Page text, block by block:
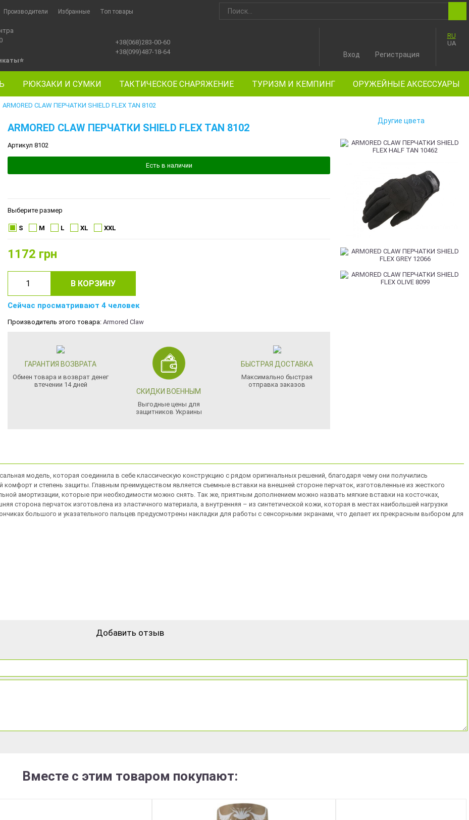
Производители Избранные Топ товары
⭐
+38(068)283-00-60
+38(099)487-18-64
RU
UA
Вход Регистрация
РЮКЗАКИ И СУМКИ ТАКТИЧЕСКОЕ СНАРЯЖЕНИЕ ТУРИЗМ И КЕМПИНГ ОРУЖЕЙНЫЕ АКСЕССУАРЫ
ARMORED CLAW ПЕРЧАТКИ SHIELD FLEX TAN 8102
ARMORED CLAW ПЕРЧАТКИ SHIELD FLEX TAN 8102
Артикул 8102
Есть в наличии
Выберите размер
S M L XL XXL
1172 грн
В КОРЗИНУ
Сейчас просматривают 4 человек
Производитель этого товара: Armored Claw
ГАРАНТИЯ ВОЗВРАТА
Обмен товара и возврат денег
втечении 14 дней
СКИДКИ ВОЕННЫМ
Выгодные цены для
защитников Украины
БЫСТРАЯ ДОСТАВКА
Максимально быстрая
отправка заказов
Другие цвета
модель, которая соединила в себе классическую конструкцию с рядом оригинальных решений, благодаря чему они получились
и степень защиты. Главным преимуществом является съемные вставки на внешней стороне перчаток, изготовленные из жесткого
амортизации, которые при необходимости можно снять. Так же, приятным дополнением можно назвать мягкие вставки на косточках,
перчаток изготовлена из эластичного материала, а внутренняя – из синтетической кожи, которая в местах наибольшей нагрузки
большого и указательного пальцев предусмотрены накладки для работы с сенсорными экранами, что делает их прекрасным выбором для
Добавить отзыв
Вместе с этим товаром покупают: